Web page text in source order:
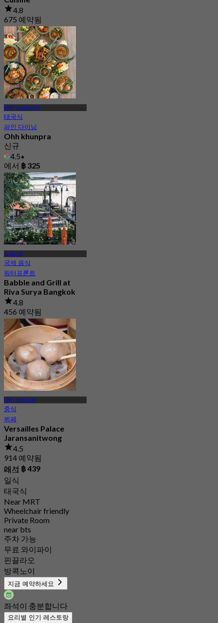
4.8
675 예약됨
에서฿ 370
MRT 사남차이역
태국식
파인 다이닝
Ohh khunpra
신규
4.5
에서 ฿ 325
프라나콘
국제 음식
워터프론트
Babble and Grill at
Riva Surya Bangkok
4.8
456 예약됨
에서฿ 315
MRT 차란13역
중식
뷔페
Versailles Palace
Jaransanitwong
4.5
914 예약됨
에서 ฿ 439
태그
일식
태국식
Near MRT
Wheelchair friendly
Private Room
near bts
주차 가능
무료 와이파이
핀끌라오
방콕노이
지금 예약하세요
좌석이 충분합니다
요리별 인기 레스토랑